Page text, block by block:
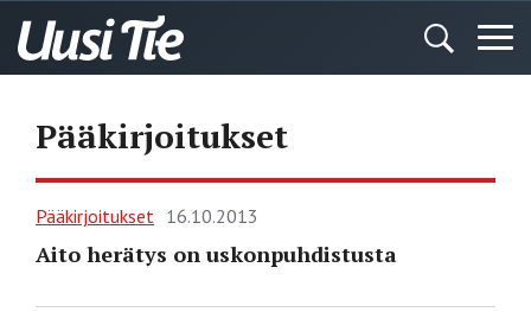
Pääkirjoitukset
Pääkirjoitukset 16.10.2013
Aito herätys on uskonpuhdistusta